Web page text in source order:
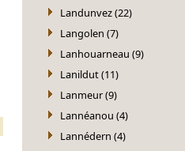
Landunvez (22)
Langolen (7)
Lanhouarneau (9)
Lanildut (11)
Lanmeur (9)
Lannéanou (4)
Lannédern (4)